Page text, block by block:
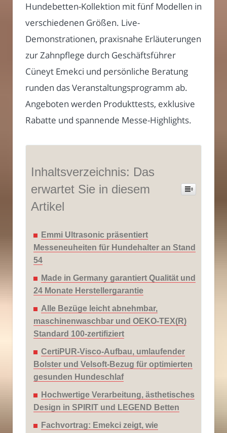
Hundebetten-Kollektion mit fünf Modellen in
verschiedenen Größen. Live-
Demonstrationen, praxisnahe Erläuterungen
zur Zahnpflege durch Geschäftsführer
Cüneyt Emekci und persönliche Beratung
runden das Veranstaltungsprogramm ab.
Angeboten werden Produkttests, exklusive
Rabatte und spannende Messe-Highlights.
Inhaltsverzeichnis: Das
erwartet Sie in diesem
Artikel
Emmi Ultrasonic präsentiert
Messeneuheiten für Hundehalter an Stand
54
Made in Germany garantiert Qualität und
24 Monate Herstellergarantie
Alle Bezüge leicht abnehmbar,
maschinenwaschbar und OEKO-TEX(R)
Standard 100-zertifiziert
CertiPUR-Visco-Aufbau, umlaufender
Bolster und Velsoft-Bezug für optimierten
gesunden Hundeschlaf
Hochwertige Verarbeitung, ästhetisches
Design in SPIRIT und LEGEND Betten
Fachvortrag: Emekci zeigt, wie